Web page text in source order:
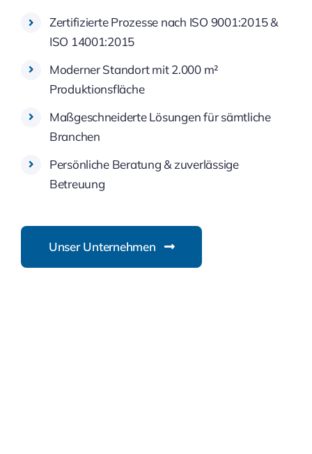
Zertifizierte Prozesse nach ISO 9001:2015 &
ISO 14001:2015
Moderner Standort mit 2.000 m²
Produktionsfläche
Maßgeschneiderte Lösungen für sämtliche
Branchen
Persönliche Beratung & zuverlässige
Betreuung
Unser Unternehmen